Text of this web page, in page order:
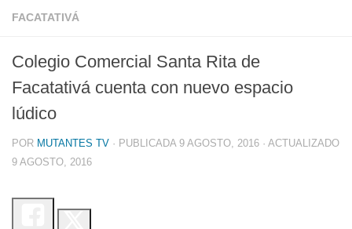
FACATATIVÁ
Colegio Comercial Santa Rita de
Facatativá cuenta con nuevo espacio
lúdico
POR MUTANTES TV · PUBLICADA 9 AGOSTO, 2016 · ACTUALIZADO
9 AGOSTO, 2016